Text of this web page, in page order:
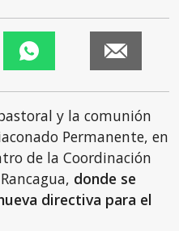
y la comunión
Permanente, en
de la Coordinación
donde se
directiva para el